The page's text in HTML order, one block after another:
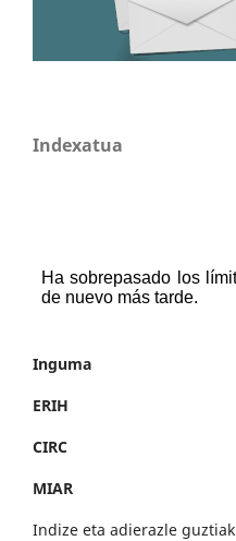
Indexatua
Inguma
ERIH
CIRC
MIAR
Indize eta adierazle guztiak